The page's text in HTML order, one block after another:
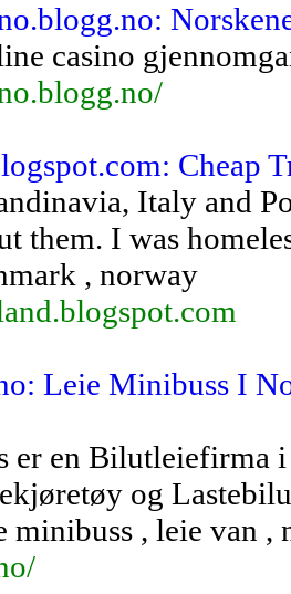
casino
Cheap
Italy and
them. I was
, norway
Leie Minibuss I
er en Bilutleiefirma
og
minibuss , leie van ,